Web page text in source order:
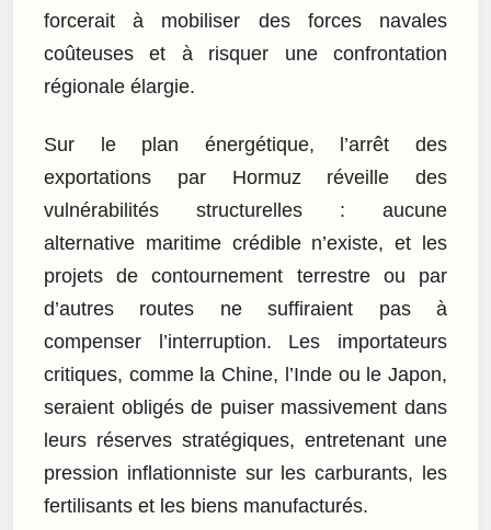
forcerait à mobiliser des forces navales
coûteuses et à risquer une confrontation
régionale élargie.
Sur le plan énergétique, l’arrêt des
exportations par Hormuz réveille des
vulnérabilités structurelles : aucune
alternative maritime crédible n’existe, et les
projets de contournement terrestre ou par
d’autres routes ne suffiraient pas à
compenser l’interruption. Les importateurs
critiques, comme la Chine, l’Inde ou le Japon,
seraient obligés de puiser massivement dans
leurs réserves stratégiques, entretenant une
pression inflationniste sur les carburants, les
fertilisants et les biens manufacturés.